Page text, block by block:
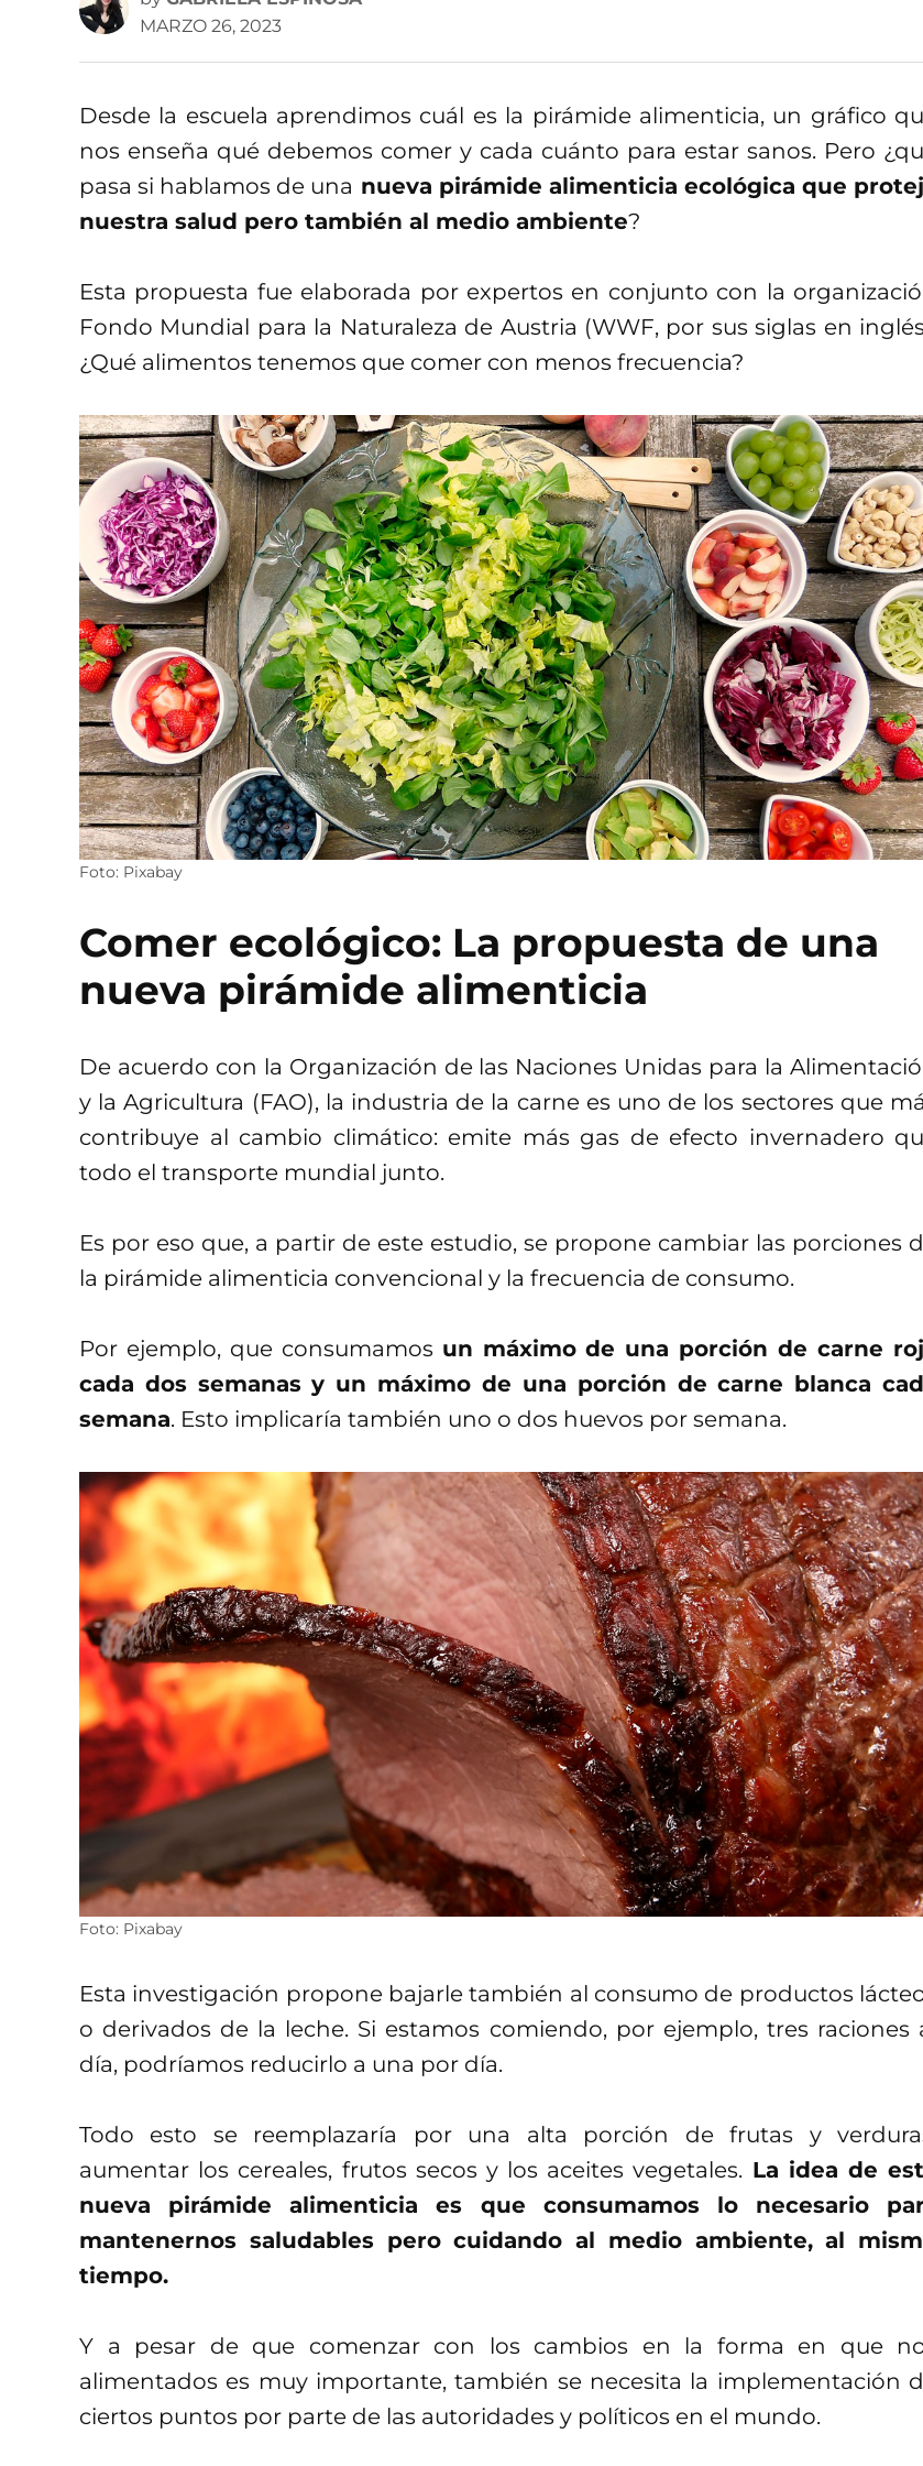
MARZO 26, 2023
Desde la escuela aprendimos cuál es la pirámide alimenticia, un gráfico
nos enseña qué debemos comer y cada cuánto para estar sanos. Pero
pasa si hablamos de una nueva pirámide alimenticia ecológica que
nuestra salud pero también al medio ambiente?
Esta propuesta fue elaborada por expertos en conjunto con la
Fondo Mundial para la Naturaleza de Austria (WWF, por sus siglas en
¿Qué alimentos tenemos que comer con menos frecuencia?
Foto: Pixabay
Comer ecológico: La propuesta de una
nueva pirámide alimenticia
De acuerdo con la Organización de las Naciones Unidas para la
y la Agricultura (FAO), la industria de la carne es uno de los sectores que
contribuye al cambio climático: emite más gas de efecto invernadero
todo el transporte mundial junto.
Es por eso que, a partir de este estudio, se propone cambiar las porciones
la pirámide alimenticia convencional y la frecuencia de consumo.
Por ejemplo, que consumamos un máximo de una porción de carne
cada dos semanas y un máximo de una porción de carne blanca
semana. Esto implicaría también uno o dos huevos por semana.
Foto: Pixabay
Esta investigación propone bajarle también al consumo de productos
o derivados de la leche. Si estamos comiendo, por ejemplo, tres raciones
día, podríamos reducirlo a una por día.
Todo esto se reemplazaría por una alta porción de frutas y
aumentar los cereales, frutos secos y los aceites vegetales. La idea de
nueva pirámide alimenticia es que consumamos lo necesario
mantenernos saludables pero cuidando al medio ambiente, al
tiempo.
Y a pesar de que comenzar con los cambios en la forma en que
alimentados es muy importante, también se necesita la implementación
ciertos puntos por parte de las autoridades y políticos en el mundo.